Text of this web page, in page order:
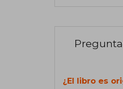
¿El libro es